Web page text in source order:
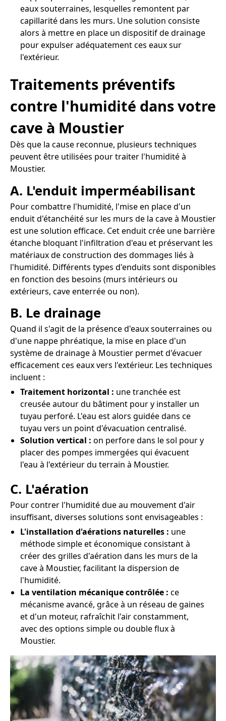
eaux souterraines, lesquelles remontent par
capillarité dans les murs. Une solution consiste
alors à mettre en place un dispositif de drainage
pour expulser adéquatement ces eaux sur
l'extérieur.
Traitements préventifs
contre l'humidité dans votre
cave à Moustier
Dès que la cause reconnue, plusieurs techniques
peuvent être utilisées pour traiter l'humidité à
Moustier.
A. L'enduit imperméabilisant
Pour combattre l'humidité, l'mise en place d'un
enduit d'étanchéité sur les murs de la cave à Moustier
est une solution efficace. Cet enduit crée une barrière
étanche bloquant l'infiltration d'eau et préservant les
matériaux de construction des dommages liés à
l'humidité. Différents types d'enduits sont disponibles
en fonction des besoins (murs intérieurs ou
extérieurs, cave enterrée ou non).
B. Le drainage
Quand il s'agit de la présence d'eaux souterraines ou
d'une nappe phréatique, la mise en place d'un
système de drainage à Moustier permet d'évacuer
efficacement ces eaux vers l'extérieur. Les techniques
incluent :
Traitement horizontal : une tranchée est
creusée autour du bâtiment pour y installer un
tuyau perforé. L'eau est alors guidée dans ce
tuyau vers un point d'évacuation centralisé.
Solution vertical : on perfore dans le sol pour y
placer des pompes immergées qui évacuent
l'eau à l'extérieur du terrain à Moustier.
C. L'aération
Pour contrer l'humidité due au mouvement d'air
insuffisant, diverses solutions sont envisageables :
L'installation d'aérations naturelles : une
méthode simple et économique consistant à
créer des grilles d'aération dans les murs de la
cave à Moustier, facilitant la dispersion de
l'humidité.
La ventilation mécanique contrôlée : ce
mécanisme avancé, grâce à un réseau de gaines
et d'un moteur, rafraîchit l'air constamment,
avec des options simple ou double flux à
Moustier.